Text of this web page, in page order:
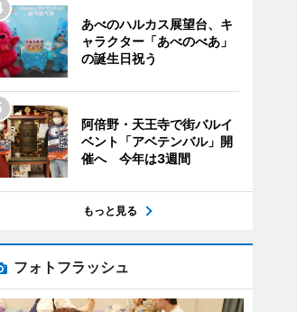
あべのハルカス展望台、キ
ャラクター「あべのべあ」
の誕生日祝う
阿倍野・天王寺で街バルイ
ベント「アベテンバル」開
催へ 今年は3週間
もっと見る
フォトフラッシュ